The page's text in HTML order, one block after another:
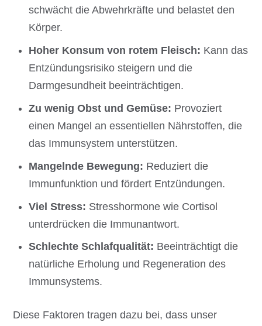
schwächt die Abwehrkräfte und belastet den
Körper.
Hoher Konsum von rotem Fleisch: Kann das
Entzündungsrisiko steigern und die
Darmgesundheit beeinträchtigen.
Zu wenig Obst und Gemüse: Provoziert
einen Mangel an essentiellen Nährstoffen, die
das Immunsystem unterstützen.
Mangelnde Bewegung: Reduziert die
Immunfunktion und fördert Entzündungen.
Viel Stress: Stresshormone wie Cortisol
unterdrücken die Immunantwort.
Schlechte Schlafqualität: Beeinträchtigt die
natürliche Erholung und Regeneration des
Immunsystems.
Diese Faktoren tragen dazu bei, dass unser